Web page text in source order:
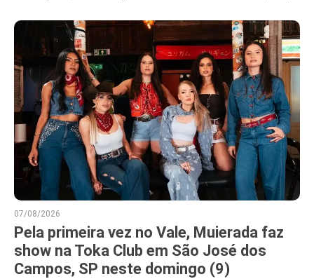
07/08/2026
Pela primeira vez no Vale, Muierada faz
show na Toka Club em São José dos
Campos, SP neste domingo (9)